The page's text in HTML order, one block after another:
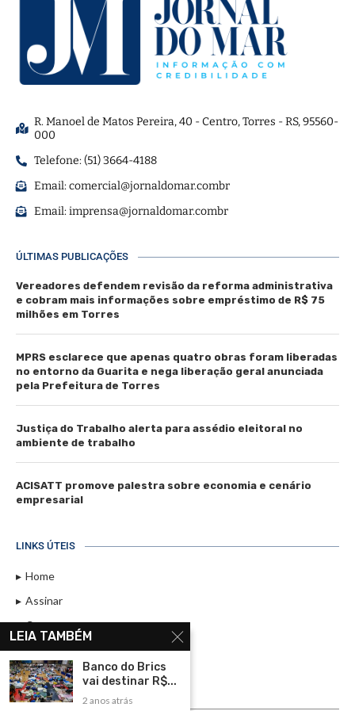
R. Manoel de Matos Pereira, 40 - Centro, Torres - RS, 95560-
000
Telefone: (51) 3664-4188
Email:comercial@jornaldomar.combr
Email:imprensa@jornaldomar.combr
ÚLTIMAS PUBLICAÇÕES
Vereadores defendem revisão da reforma administrativa
e cobram mais informações sobre empréstimo de R$ 75
milhões em Torres
MPRS esclarece que apenas quatro obras foram liberadas
no entorno da Guarita e nega liberação geral anunciada
pela Prefeitura de Torres
Justiça do Trabalho alerta para assédio eleitoral no
ambiente de trabalho
ACISATT promove palestra sobre economia e cenário
empresarial
LINKS ÚTEIS
Home
Assinar
Contato
Política de Privacidade
Rádio Maristela - Ao Vivo
LEIA TAMBÉM
Banco do Brics
vai destinar R$...
2 anos atrás